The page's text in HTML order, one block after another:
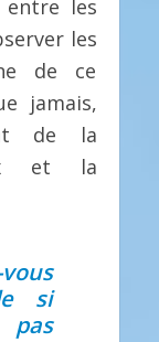
les
les
de ce
jamais,
de la
et la
si
pas